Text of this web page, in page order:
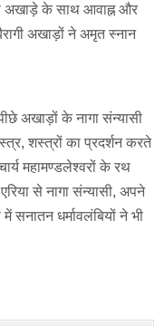
अखाड़े के साथ आवाह्न और
अखाड़ों ने अमृत स्नान
अखाड़ों के नागा संन्यासी
शस्त्रों का प्रदर्शन करते
महामण्डलेश्वरों के रथ
से नागा संन्यासी, अपने
धर्मावलंबियों ने भी